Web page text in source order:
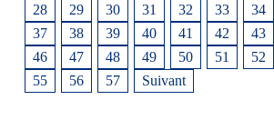
28
29 30 31 32 33 34
37
38 39 40 41 42 43
46
47 48 49 50 51 52
55
56 57 Suivant